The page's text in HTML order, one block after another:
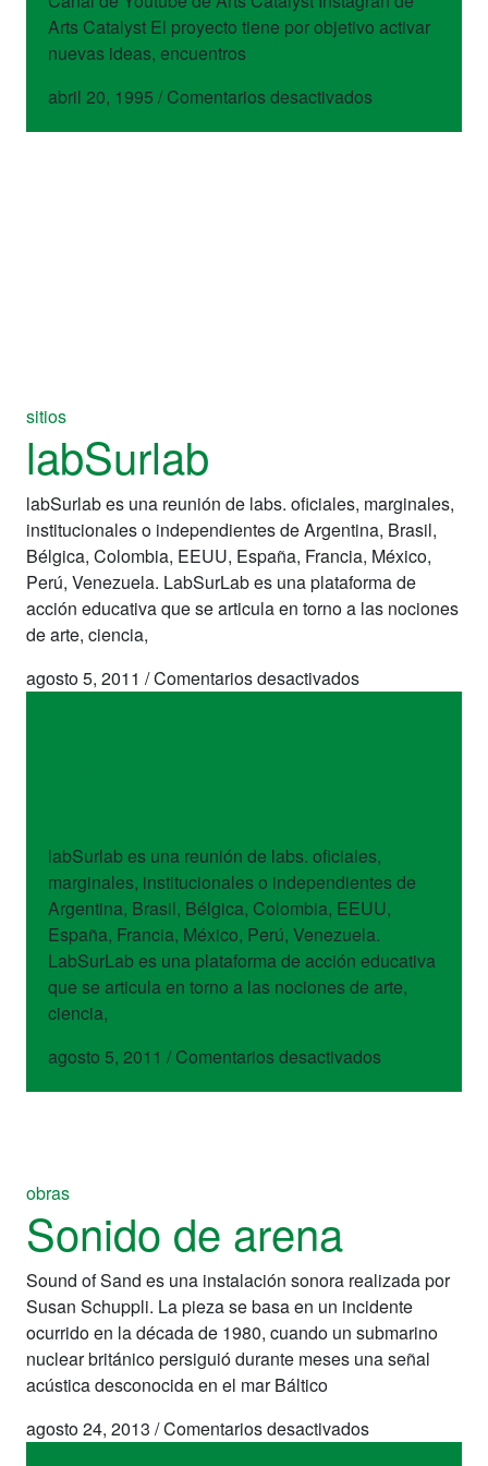
Arts Catalyst El proyecto tiene por objetivo activar
nuevas ideas, encuentros
abril 20, 1995 / Comentarios desactivadosen
sitios
labSurlab
labSurlab es una reunión de labs. oficiales, marginales,
institucionales o independientes de Argentina, Brasil,
Bélgica, Colombia, EEUU, España, Francia, México,
Perú, Venezuela. LabSurLab es una plataforma de
acción educativa que se articula en torno a las nociones
de arte, ciencia,
agosto 5, 2011 /Comentarios desactivadosen
labSurlab es una reunión de labs. oficiales,
marginales, institucionales o independientes de
Argentina, Brasil, Bélgica, Colombia, EEUU,
España, Francia, México, Perú, Venezuela.
LabSurLab es una plataforma de acción educativa
que se articula en torno a las nociones de arte,
ciencia,
agosto 5, 2011 / Comentarios desactivadosen
obras
Sonido de arena
Sound of Sand es una instalación sonora realizada por
Susan Schuppli. La pieza se basa en un incidente
ocurrido en la década de 1980, cuando un submarino
nuclear británico persiguió durante meses una señal
acústica desconocida en el mar Báltico
agosto 24, 2013 /Comentarios desactivadosen